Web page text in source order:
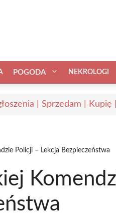
POGODA NEKROLOGI
| Sprzedam | Kupię
Policji – Lekcja Bezpieczeństwa